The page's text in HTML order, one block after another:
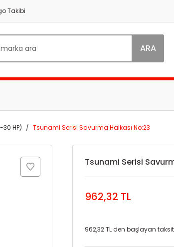
Takibi
ARA
HP) Tsunami Serisi Savurma Halkası No:23
Tsunami Serisi
962,32 TL
962,32 TL den başlayan